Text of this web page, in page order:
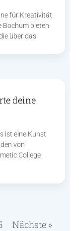
für Kreativität
Bochum bieten
über das
deine
ist eine Kunst
von
College
Nächste »